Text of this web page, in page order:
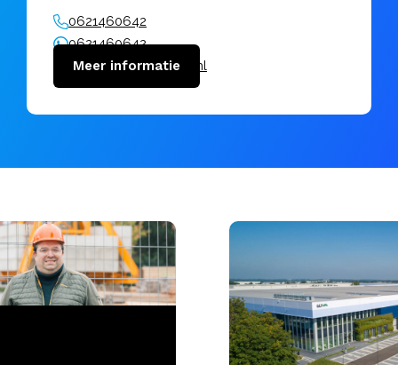
0621460642
0621460642
mitch@vanuitkracht.nl
Meer informatie